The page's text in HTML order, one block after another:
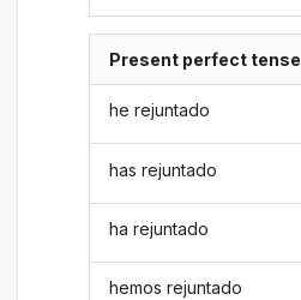
Present perfect tense
he rejuntado
has rejuntado
ha rejuntado
hemos rejuntado